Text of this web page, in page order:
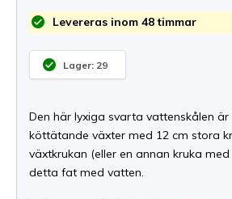
Levereras inom 48 timmar
Lager: 29
Den här lyxiga svarta vattenskålen
köttätande växter med 12 cm stora
växtkrukan (eller en annan kruka
detta fat med vatten.